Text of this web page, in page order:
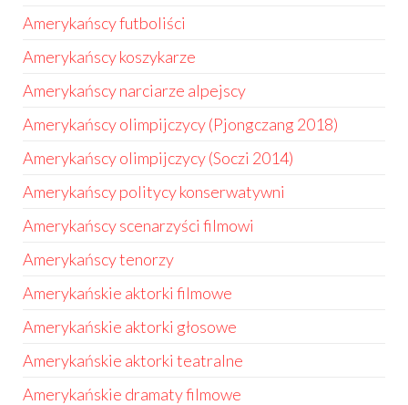
Amerykańscy futboliści
Amerykańscy koszykarze
Amerykańscy narciarze alpejscy
Amerykańscy olimpijczycy (Pjongczang 2018)
Amerykańscy olimpijczycy (Soczi 2014)
Amerykańscy politycy konserwatywni
Amerykańscy scenarzyści filmowi
Amerykańscy tenorzy
Amerykańskie aktorki filmowe
Amerykańskie aktorki głosowe
Amerykańskie aktorki teatralne
Amerykańskie dramaty filmowe